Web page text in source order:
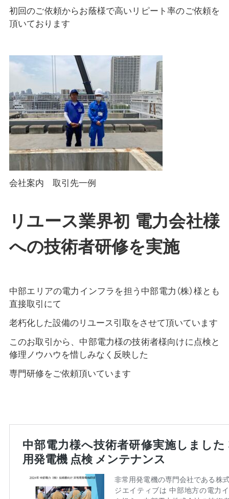
初回のご依頼からお蔭様で高いリピート率のご依頼を
頂いております
会社案内 取引先一例
リユース業界初 電力会社様
への技術者研修を実施
中部エリアの電力インフラを担う中部電力（株）様とも
直接取引にて
老朽化した設備のリユース引取をさせて頂いています
このお取引から、中部電力様の技術者様向けに点検と
修理ノウハウを惜しみなく反映した
専門研修をご依頼頂いています